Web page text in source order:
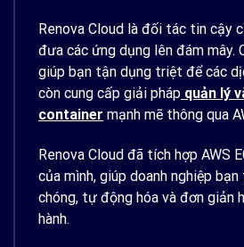
Renova Cloud là đối tác tin cậy
đưa các ứng dụng lên đám mây.
giúp bạn tận dụng triệt để các
còn cung cấp giải pháp quản lý
container mạnh mẽ thông qua
Renova Cloud đã tích hợp AWS
của mình, giúp doanh nghiệp bạn
chóng, tự động hóa và đơn giản
hành.